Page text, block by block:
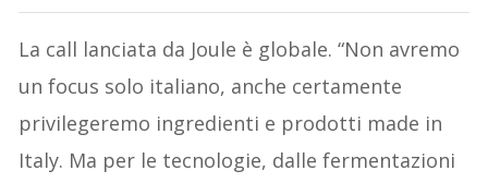
La call lanciata da Joule è globale. “Non avremo
un focus solo italiano, anche certamente
privilegeremo ingredienti e prodotti made in
Italy. Ma per le tecnologie, dalle fermentazioni